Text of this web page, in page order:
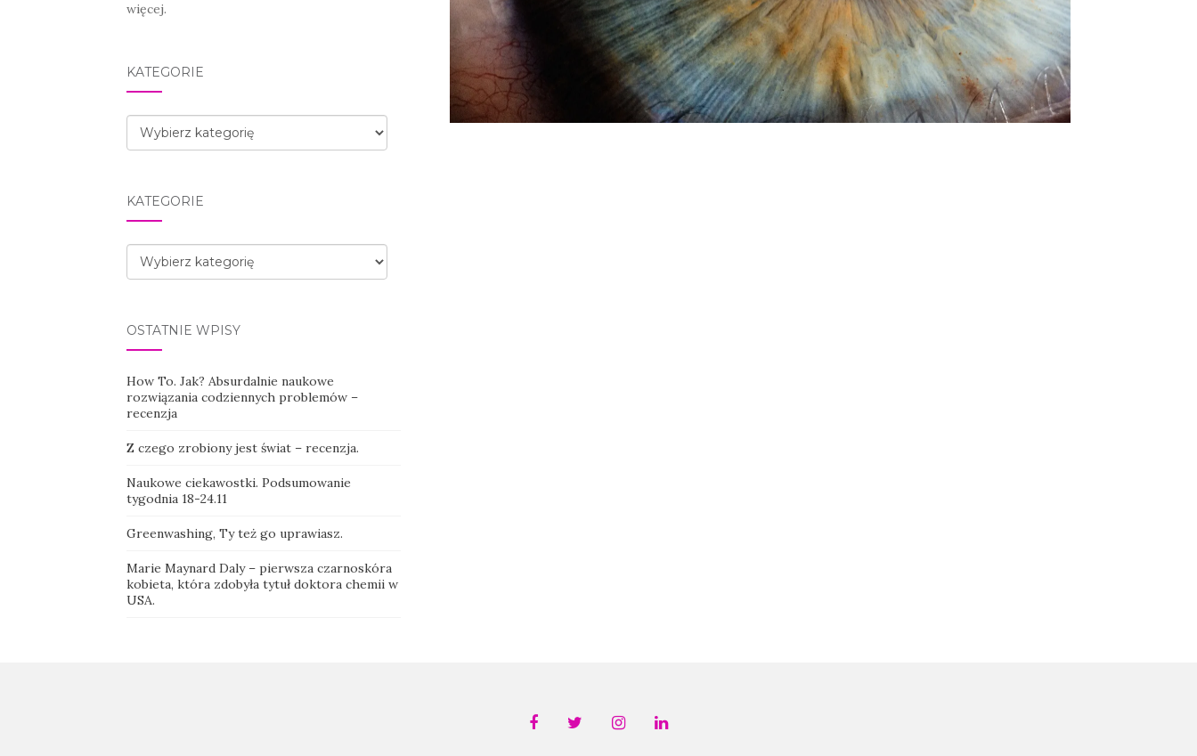
więcej.
KATEGORIE
Kategorie
KATEGORIE
Kategorie
OSTATNIE WPISY
How To. Jak? Absurdalnie naukowe
rozwiązania codziennych problemów –
recenzja
Z czego zrobiony jest świat – recenzja.
Naukowe ciekawostki. Podsumowanie
tygodnia 18-24.11
Greenwashing, Ty też go uprawiasz.
Marie Maynard Daly – pierwsza czarnoskóra
kobieta, która zdobyła tytuł doktora chemii w
USA.